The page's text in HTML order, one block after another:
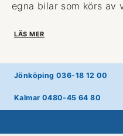
egna bilar som körs av
LÄS MER
Jönköping 036-18 12 00
Kalmar 0480-45 64 80